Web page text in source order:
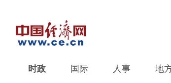
时政 国际 人事 地